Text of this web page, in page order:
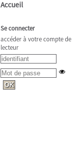
Accueil
Se connecter
accéder à votre compte de
lecteur